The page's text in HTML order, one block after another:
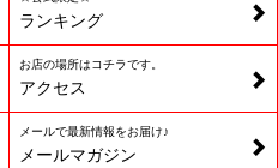
ランキング
お店の場所はコチラです。
アクセス
メールで最新情報をお届け♪
メールマガジン